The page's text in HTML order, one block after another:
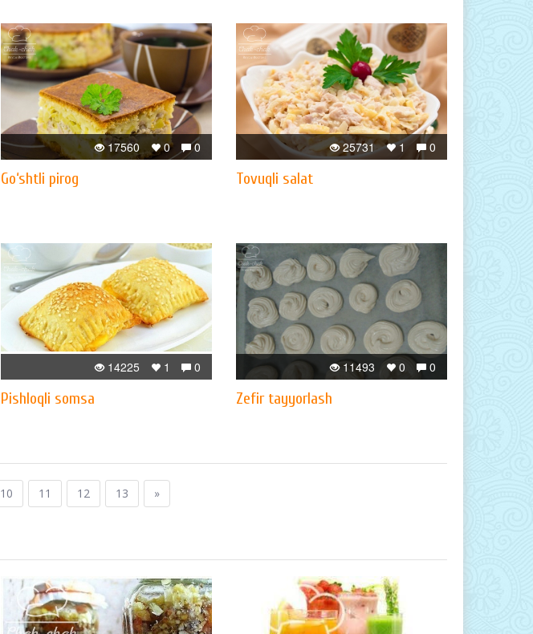
0
0
17560
Go‘shtli pirog
0
1
25731
Tovuqli salat
0
1
14225
Pishloqli somsa
0
0
11493
Zefir tayyorlash
10 11 12 13 »